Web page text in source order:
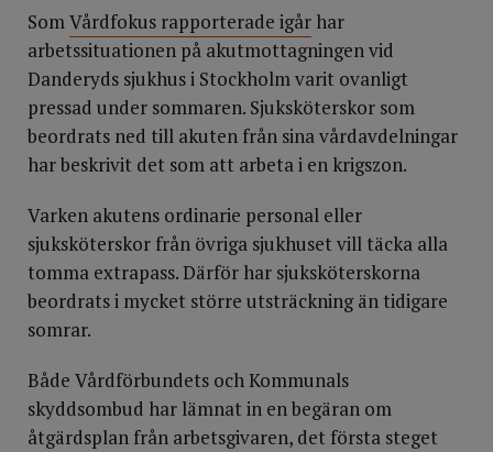
SomVårdfokus rapporterade igår har
arbetssituationen på akutmottagningen vid
Danderyds sjukhus i Stockholm varit ovanligt
pressad under sommaren. Sjuksköterskor som
beordrats ned till akuten från sina vårdavdelningar
har beskrivit det som att arbeta i en krigszon.
Varken akutens ordinarie personal eller
sjuksköterskor från övriga sjukhuset vill täcka alla
tomma extrapass. Därför har sjuksköterskorna
beordrats i mycket större utsträckning än tidigare
somrar.
Både Vårdförbundets och Kommunals
skyddsombud har lämnat in en begäran om
åtgärdsplan från arbetsgivaren, det första steget